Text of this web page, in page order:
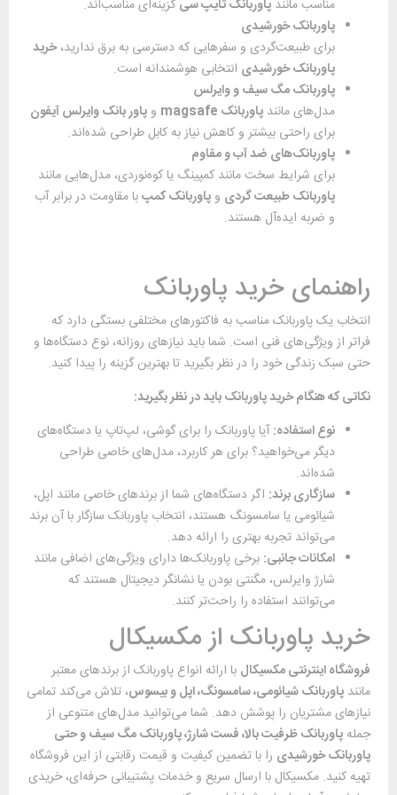
مناسب مانند پاوربانک تایپ سی گزینه‌ای مناسب‌اند.
پاوربانک خورشیدی
برای طبیعت‌گردی و سفرهایی که دسترسی به برق ندارید،خرید
پاوربانک خورشیدی انتخابی هوشمندانه است.
پاوربانک مگ سیف و وایرلس
مدل‌های مانند پاوربانک وپاور بانک وایرلس آیفون
برای راحتی بیشتر و کاهش نیاز به کابل طراحی شده‌اند.
پاوربانک‌های ضد آب و مقاوم
برای شرایط سخت مانند کمپینگ یا کوه‌نوردی، مدل‌هایی مانند
پاوربانک طبیعت گردی وپاوربانک کمپبا مقاومت در برابر آب
و ضربه ایده‌آل هستند.
راهنمای خرید پاوربانک
انتخاب یک پاوربانک مناسب به فاکتورهای مختلفی بستگی دارد که
فراتر از ویژگی‌های فنی است. شما باید نیازهای روزانه، نوع دستگاه‌ها و
حتی سبک زندگی خود را در نظر بگیرید تا بهترین گزینه را پیدا کنید.
نکاتی که هنگام خرید پاوربانک باید در نظر بگیرید:
نوع استفاده: آیا پاوربانک را برای گوشی، لپ‌تاپ یا دستگاه‌های
دیگر می‌خواهید؟ برای هر کاربرد، مدل‌های خاصی طراحی
شده‌اند.
سازگاری برند: اگر دستگاه‌های شما از برندهای خاصی مانند اپل،
شیائومی یا سامسونگ هستند، انتخاب پاوربانک سازگار با آن برند
می‌تواند تجربه بهتری را ارائه دهد.
امکانات جانبی: برخی پاوربانک‌ها دارای ویژگی‌های اضافی مانند
شارژ وایرلس، مگنتی بودن یا نشانگر دیجیتال هستند که
می‌توانند استفاده را راحت‌تر کنند.
خرید پاوربانک از مکسیکال
فروشگاه اینترنتی مکسیکال با ارائه انواع پاوربانک از برندهای معتبر
مانند پاوربانک شیائومی، سامسونگ، اپل و بیسوس، تلاش می‌کند تمامی
نیازهای مشتریان را پوشش دهد. شما می‌توانید مدل‌های متنوعی از
جمله پاوربانک ظرفیت بالا، فست شارژ، پاوربانک مگ سیف و حتی
پاوربانک خورشیدی را با تضمین کیفیت و قیمت رقابتی از این فروشگاه
تهیه کنید. مکسیکال با ارسال سریع و خدمات پشتیبانی حرفه‌ای، خریدی